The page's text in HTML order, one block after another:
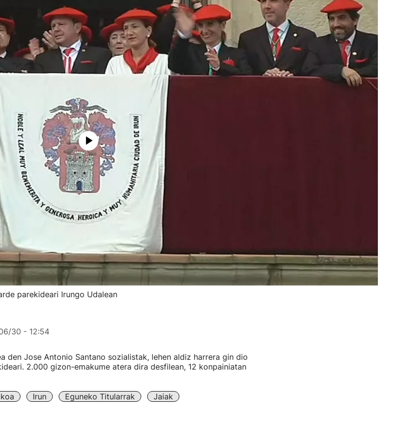
parekideari Irungo Udalean
30 - 12:54
den Jose Antonio Santano sozialistak, lehen aldiz harrera gin dio
2.000 gizon-emakume atera dira desfilean, 12 konpainiatan
Irun Eguneko Titularrak
Jaiak